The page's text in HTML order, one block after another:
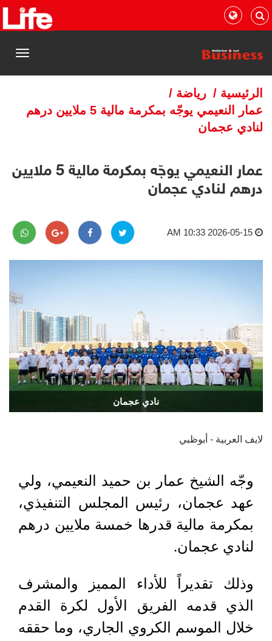
القائمة
الرئيسية / رياضة /
عمار النعيمي يوجّه بمكرمة مالية 5 ملايين درهم
لنادي عجمان
عمار النعيمي يوجّه بمكرمة مالية 5 ملايين
درهم لنادي عجمان
2026-05-15 10:33 AM
نادي عجمان
لايف العربية - أبوظبي
وجّه الشيخ عمار بن حميد النعيمي، ولي
عهد عجمان، رئيس المجلس التنفيذي،
بمكرمة مالية قدرها خمسة ملايين درهم
لنادي عجمان.
وذلك تقديراً للأداء المميز والمشرف
الذي قدمه الفريق الأول لكرة القدم
خلال الموسم الكروي الجاري، وما حققه